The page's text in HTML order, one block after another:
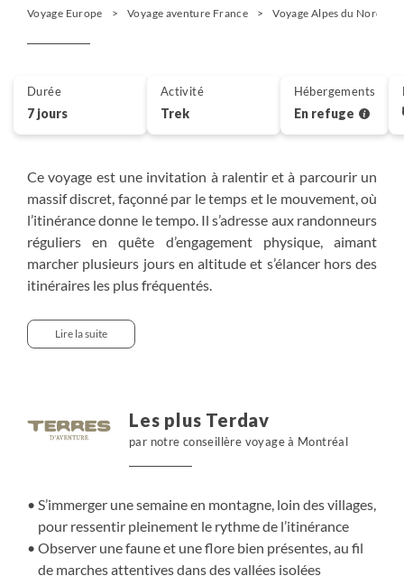
Voyage Europe Voyage aventure France Voyage Alpes du Nord
Ce voyage est une invitation à ralentir et à parcourir un
massif discret, façonné par le temps et le mouvement, où
l’itinérance donne le tempo. Il s’adresse aux randonneurs
réguliers en quête d’engagement physique, aimant
marcher plusieurs jours en altitude et s’élancer hors des
itinéraires les plus fréquentés.
sur la frontière franco-suisse, au cœur des Dents
Blanches, des Dents du Midi, du Tenneverge, du mont
Nous franchissons des hauts cols, parfois équipés de
passages câblés, pour rejoindre des vallées isolées. Lacs
équilibrée, où le corps s’engage et l’esprit se déconnecte,
portée par la simplicité des grands espaces alpins et le
plaisir de partager la marche.
Lire la suite
Les plus Terdav
par notre conseillère voyage à Montréal
S’immerger une semaine en montagne, loin des villages,
pour ressentir pleinement le rythme de l’itinérance
Observer une faune et une flore bien présentes, au fil
de marches attentives dans des vallées isolées
Durée
7 jours
Activité
Trek
Hébergements
En refuge